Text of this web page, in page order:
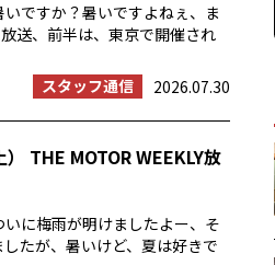
ですか？暑いですよねぇ、ま
送、前半は、東京で開催され
スタッフ通信
2026.07.30
THE MOTOR WEEKLY放
いに梅雨が明けましたよー、そ
たが、暑いけど、夏は好きで